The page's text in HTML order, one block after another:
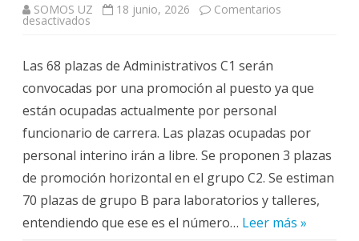
SOMOS UZ 18 junio, 2026 Comentarios
desactivados
PTGAS
aprueba
la
OPE
2026,
con
184
plazas
de
promoción
y
68
plazas
a
turno
libre..
Las 68 plazas de Administrativos C1 serán
convocadas por una promoción al puesto ya que
están ocupadas actualmente por personal
funcionario de carrera. Las plazas ocupadas por
personal interino irán a libre. Se proponen 3 plazas
de promoción horizontal en el grupo C2. Se estiman
70 plazas de grupo B para laboratorios y talleres,
entendiendo que ese es el número… Leer más »